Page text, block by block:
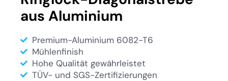
aus Aluminium
Premium-Aluminium 6082-T6
Mühlenfinish
Hohe Qualität gewährleistet
TÜV- und SGS-Zertifizierungen